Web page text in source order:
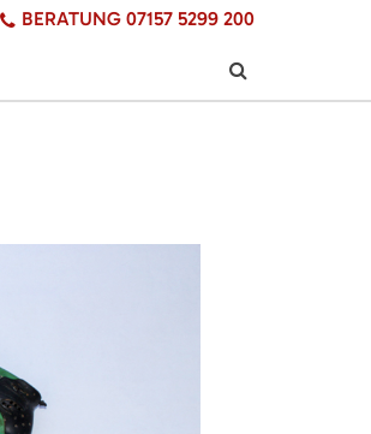
BERATUNG 07157 5299 200